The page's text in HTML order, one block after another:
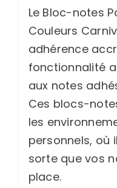
super
sticky
couleurs
carnival
76x76mm
90
feuilles
adhesives
vert
Le Bloc-notes
Couleurs
adhérence
fonctionnalité
aux notes
Ces blocs-
les
personnels, où
sorte que vos
place.